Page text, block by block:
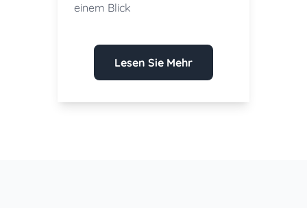
einem Blick
Lesen Sie Mehr